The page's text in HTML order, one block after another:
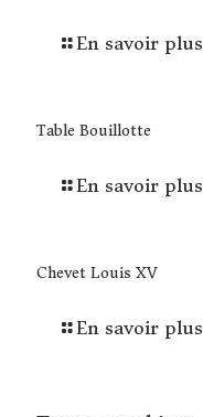
En savoir plus
Table Bouillotte
En savoir plus
Chevet Louis XV
En savoir plus